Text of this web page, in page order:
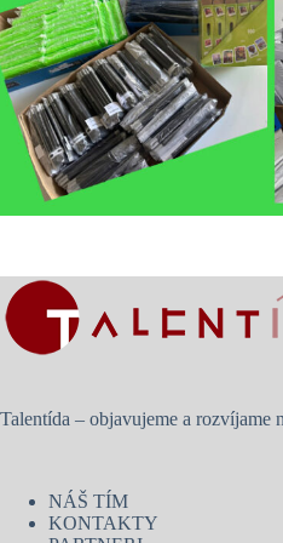
Talentída – objavujeme a rozvíjame
NÁŠ TÍM
KONTAKTY